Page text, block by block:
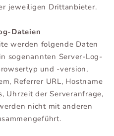
jeweiligen Drittanbieter.
Dateien
werden folgende Daten
sogenannten Server-Log-
und -version,
Referrer URL, Hostname
Uhrzeit der Serveranfrage,
nicht mit anderen